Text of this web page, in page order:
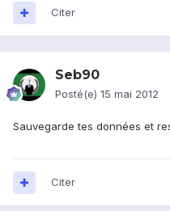
Citer
Seb90
Posté(e) 15 mai 2012
Sauvegarde tes données et
Citer